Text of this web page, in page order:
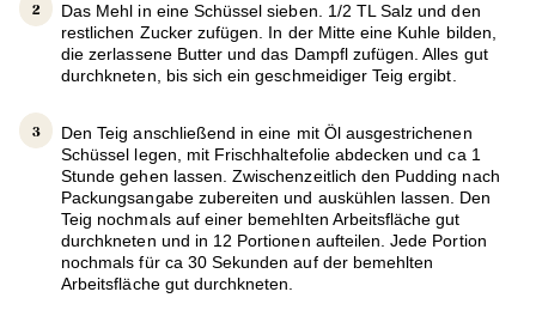
Das Mehl in eine Schüssel sieben. 1/2 TL Salz und den
restlichen Zucker zufügen. In der Mitte eine Kuhle bilden,
die zerlassene Butter und das Dampfl zufügen. Alles gut
durchkneten, bis sich ein geschmeidiger Teig ergibt.
Den Teig anschließend in eine mit Öl ausgestrichenen
Schüssel legen, mit Frischhaltefolie abdecken und ca 1
Stunde gehen lassen. Zwischenzeitlich den Pudding nach
Packungsangabe zubereiten und auskühlen lassen. Den
Teig nochmals auf einer bemehlten Arbeitsfläche gut
durchkneten und in 12 Portionen aufteilen. Jede Portion
nochmals für ca 30 Sekunden auf der bemehlten
Arbeitsfläche gut durchkneten.